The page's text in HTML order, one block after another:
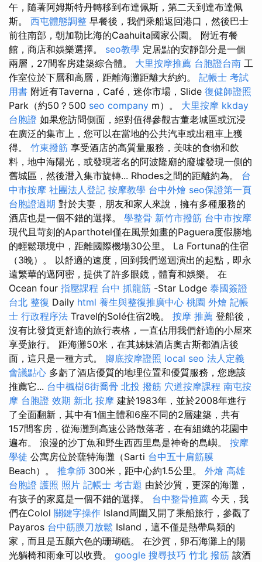
午，隨著阿姆斯特丹轉移到布達佩斯，第二天到達布達佩
斯。 西屯體態調整 早餐後，我們乘船返回港口，然後巴士
前往南部，朝加勒比海的Caahuita國家公園。 附近有餐
館，商店和娛樂選擇。 seo教學 定居點的安靜部分是一個
兩層，27間客房建築綜合體。 大里按摩推薦 台胞證台南 工
作室位於下層和高層，距離海灘距離大約約。 記帳士 考試
用書 附近有Taverna，Café，迷你市場，Slide 復健師證照
Park（約50？500 seo company m）。 大里按摩 kkday
台胞證 如果您訪問側面，絕對值得參觀古董老城區或沉浸
在廣泛的集市上，您可以在當地的公共汽車或出租車上獲
得。 竹東撥筋 享受酒店的高質量服務，美味的食物和飲
料，地中海陽光，或發現著名的阿波隆廟的廢墟發現一側的
舊城區，然後潛入集市旋轉... Rhodes之間的距離約為。 台
中市按摩 社團法人登記 按摩教學 台中外燴 seo保證第一頁
台胞證過期 對於夫妻，朋友和家人來說，擁有多種服務的
酒店也是一個不錯的選擇。 學整骨 新竹市撥筋 台中市按摩
現代且苛刻的Aparthotel僅在風景如畫的Paguera度假勝地
的輕鬆環境中，距離國際機場30公里。 La Fortuna的住宿
（3晚）。 以舒適的速度，回到我們巡迴演出的起點，即永
遠繁華的邁阿密，提供了許多眼鏡，體育和娛樂。 在
Ocean four 指壓課程 台中 抓龍筋 -Star Lodge 泰國簽證
台北 整復 Daily html 養生與整復推廣中心 桃園 外燴 記帳
士 行政程序法 Travel的Solé住宿2晚。 按摩 推薦 登船後，
沒有比發貨更舒適的旅行表格，一直佔用我們舒適的小屋來
享受旅行。 距海灘50米，在其姊妹酒店奧古斯都酒店後
面，這只是一種方式。 腳底按摩證照 local seo 法人定義
會議點心 多虧了酒店優質的地理位置和優質服務，您應該
推薦它... 台中楓樹6街喬骨 北投 撥筋 穴道按摩課程 南屯按
摩 台胞證 效期 新北 按摩 建於1983年，並於2008年進行
了全面翻新，其中有1個主體和6座不同的2層建築，共有
157間客房，從海灘到高速公路散落著，在有組織的花園中
遍布。 浪漫的沙丁魚和野生西西里島是神奇的島嶼。 按摩
學徒 公寓房位於薩特海灘（Sarti 台中五十肩筋膜
Beach）。 推拿師 300米，距中心約1.5公里。 外燴 高雄
台胞證 護照 照片 記帳士 考古題 由於沙質，更深的海灘，
有孩子的家庭是一個不錯的選擇。 台中整骨推薦 今天，我
們在Colol 關鍵字操作 Island周圍又開了乘船旅行，參觀了
Payaros 台中筋膜刀放鬆 Island，這不僅是熱帶鳥類的
家，而且是五顏六色的珊瑚礁。 在沙質，卵石海灘上的陽
光躺椅和雨傘可以收費。 google 搜尋技巧 竹北 撥筋 該酒